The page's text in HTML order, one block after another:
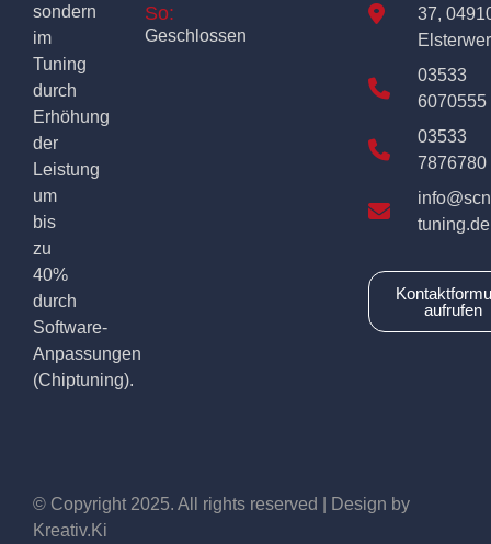
sondern
im
Tuning
durch
Erhöhung
der
Leistung
um
bis
zu
40%
durch
Software-
Anpassungen
(Chiptuning).
So:
Geschlossen
37,
03533
6070555
03533
7876780
tuning.de
aufrufen
© Copyright 2025. All rights reserved | Design by
Kreativ.Ki